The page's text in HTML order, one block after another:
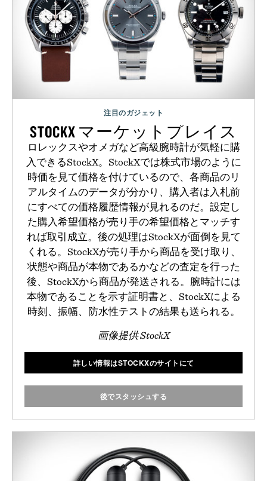
注目のガジェット
STOCKX マーケットプレイス
ロレックスやオメガなど高級腕時計が気軽に購
入できるStockX。StockXでは株式市場のように
時価を見て価格を付けているので、各商品のリ
アルタイムのデータが分かり、購入者は入札前
にすべての価格履歴情報が見れるのだ。設定し
た購入希望価格が売り手の希望価格とマッチす
れば取引成立。後の処理はStockXが面倒を見て
くれる。StockXが売り手から商品を受け取り、
状態や商品が本物であるかなどの査定を行った
後、StockXから商品が発送される。腕時計には
本物であることを示す証明書と、StockXによる
時刻、振幅、防水性テストの結果も送られる。
画像提供 StockX
詳しい情報はSTOCKXのサイトにて
後でスタッシュする